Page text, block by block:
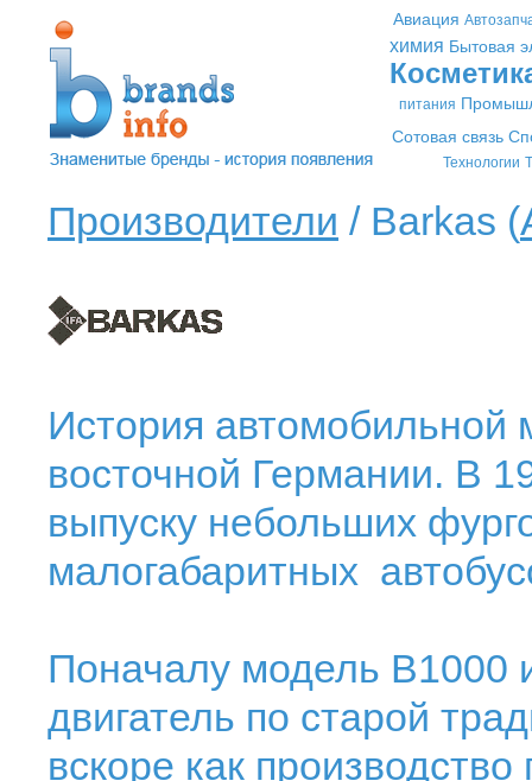
Авиация
химия Бытовая
питания
Сотовая связь
Технологии
Производители / Barkas (
История автомобильной
восточной Германии. В
выпуску небольших
малогабаритных
Поначалу модель B1000
двигатель по старой
вскоре как